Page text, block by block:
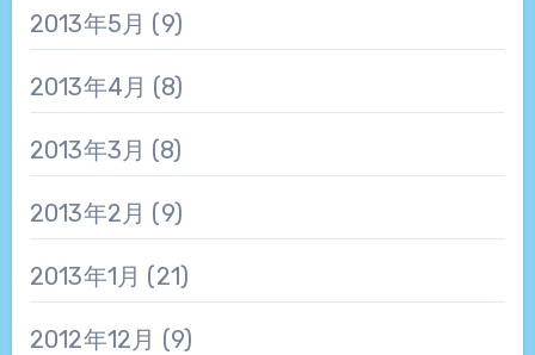
2013年5月 (9)
2013年4月 (8)
2013年3月 (8)
2013年2月 (9)
2013年1月 (21)
2012年12月 (9)